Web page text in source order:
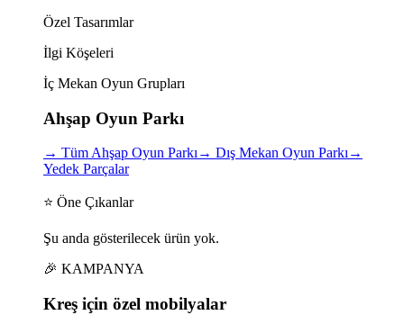
Özel Tasarımlar
İlgi Köşeleri
İç Mekan Oyun Grupları
Ahşap Oyun Parkı
→ Tüm Ahşap Oyun Parkı→ Dış Mekan Oyun Parkı→
Yedek Parçalar
⭐ Öne Çıkanlar
Şu anda gösterilecek ürün yok.
🎉 KAMPANYA
Kreş için özel mobilyalar